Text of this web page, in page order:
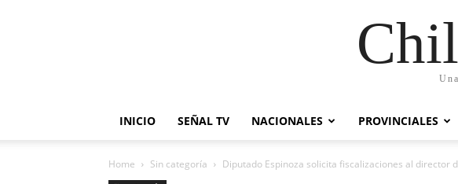
INICIO SEÑAL TV NACIONALES PROVINCIALES
Home Sin categoría Diputado Espinoza solicita fiscalizaciones al director